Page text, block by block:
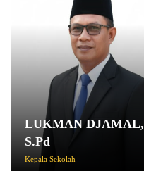
LUKMAN DJAMAL,
S.Pd
Kepala Sekolah